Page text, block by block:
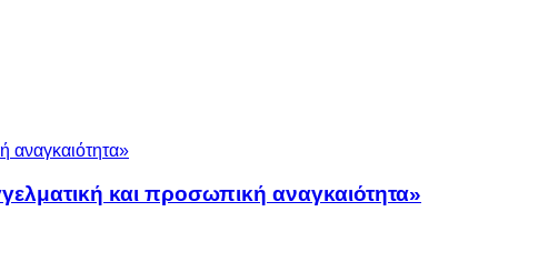
και προσωπική αναγκαιότητα»